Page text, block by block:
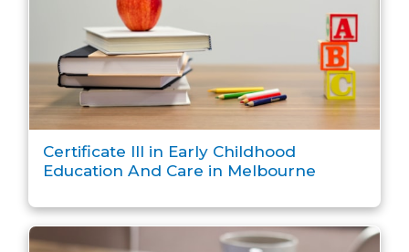
Certificate III in Early Childhood
Education And Care in Melbourne